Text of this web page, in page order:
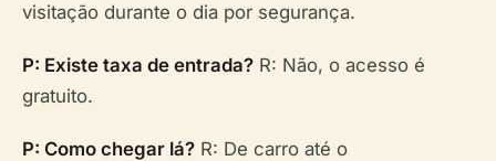
visitação durante o dia por segurança.
P: Existe taxa de entrada? R: Não, o acesso é
gratuito.
P: Como chegar lá? R: De carro até o